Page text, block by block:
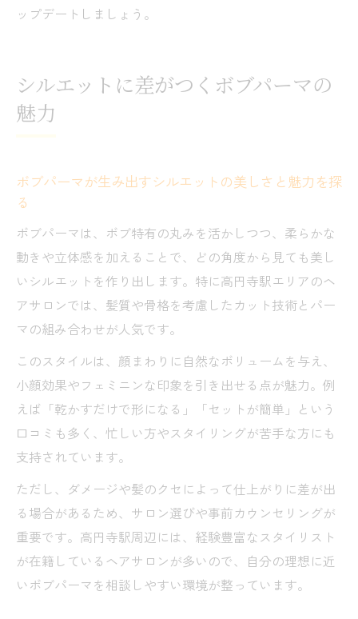
ップデートしましょう。
シルエットに差がつくボブパーマの
魅力
ボブパーマが生み出すシルエットの美しさと魅力を探
る
ボブパーマは、ボブ特有の丸みを活かしつつ、柔らかな
動きや立体感を加えることで、どの角度から見ても美し
いシルエットを作り出します。特に高円寺駅エリアのヘ
アサロンでは、髪質や骨格を考慮したカット技術とパー
マの組み合わせが人気です。
このスタイルは、顔まわりに自然なボリュームを与え、
小顔効果やフェミニンな印象を引き出せる点が魅力。例
えば「乾かすだけで形になる」「セットが簡単」という
口コミも多く、忙しい方やスタイリングが苦手な方にも
支持されています。
ただし、ダメージや髪のクセによって仕上がりに差が出
る場合があるため、サロン選びや事前カウンセリングが
重要です。高円寺駅周辺には、経験豊富なスタイリスト
が在籍しているヘアサロンが多いので、自分の理想に近
いボブパーマを相談しやすい環境が整っています。